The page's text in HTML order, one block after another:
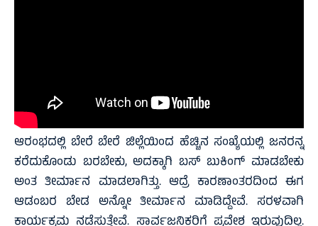
ಆರಂಭದಲ್ಲಿ ಬೇರೆ ಬೇರೆ ಜಿಲ್ಲೆಯಿಂದ ಹೆಚ್ಚಿನ ಸಂಖ್ಯೆಯಲ್ಲಿ ಜನರನ್ನ
ಕರೆದುಕೊಂಡು ಬರಬೇಕು, ಅದಕ್ಕಾಗಿ ಬಸ್‌ ಬುಕಿಂಗ್‌ ಮಾಡಬೇಕು
ಅಂತ ತೀರ್ಮಾನ ಮಾಡಲಾಗಿತ್ತು. ಆದ್ರೆ ಕಾರಣಾಂತರದಿಂದ ಈಗ
ಆಡಂಬರ ಬೇಡ ಅನ್ನೋ ತೀರ್ಮಾನ ಮಾಡಿದ್ದೇವೆ. ಸರಳವಾಗಿ